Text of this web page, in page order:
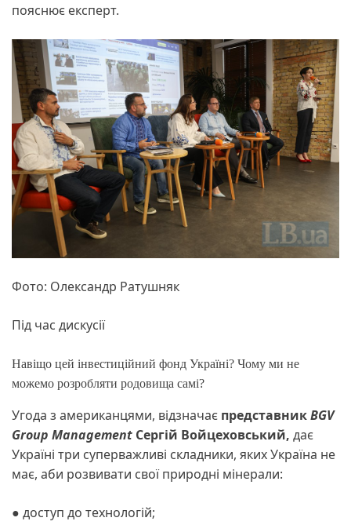
пояснює експерт.
Фото: Олександр Ратушняк
Під час дискусії
Навіщо цей інвестиційний фонд Україні? Чому ми не
можемо розробляти родовища самі?
Угода з американцями, відзначає представникBGV
Group Management Сергій Войцеховський, дає
Україні три суперважливі складники, яких Україна не
має, аби розвивати свої природні мінерали:
● доступ до технологій;